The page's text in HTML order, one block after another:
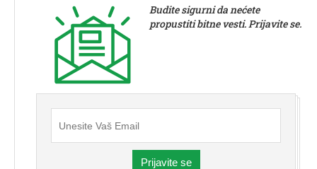
Budite sigurni da nećete
propustiti bitne vesti. Prijavite se.
Prijavite se